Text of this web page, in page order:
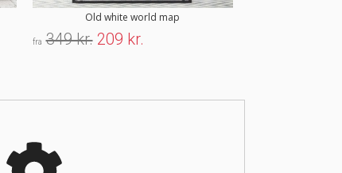
Old white world map
fra 349 kr. 209 kr.